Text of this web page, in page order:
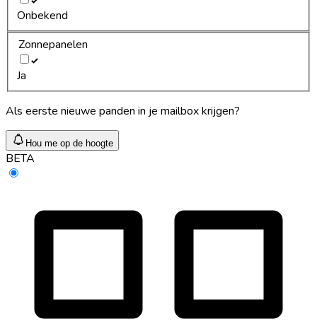
Onbekend
Zonnepanelen
Ja
Als eerste nieuwe panden in je mailbox krijgen?
Hou me op de hoogte
BETA